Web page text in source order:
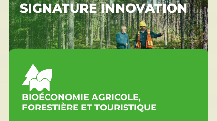
SIGNATURE INNOVATION
BIOÉCONOMIE AGRICOLE,
FORESTIÈRE ET TOURISTIQUE